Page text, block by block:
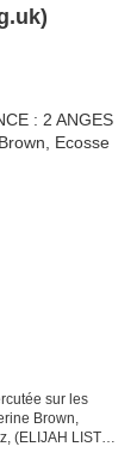
sur les
Brown,
(ELIJAH LIST) Il